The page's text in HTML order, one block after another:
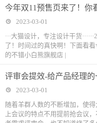
今年双11预售页来了！你
2023-03-01
···大猫设计，专注设计干货
了！时间过的真快啊！下面看
的不错小白熊旗舰店 |
评审会提效-给产品经理的
2023-03-01
随着羊群人数的不断增加，使
上会议的特点不用提前抢会议